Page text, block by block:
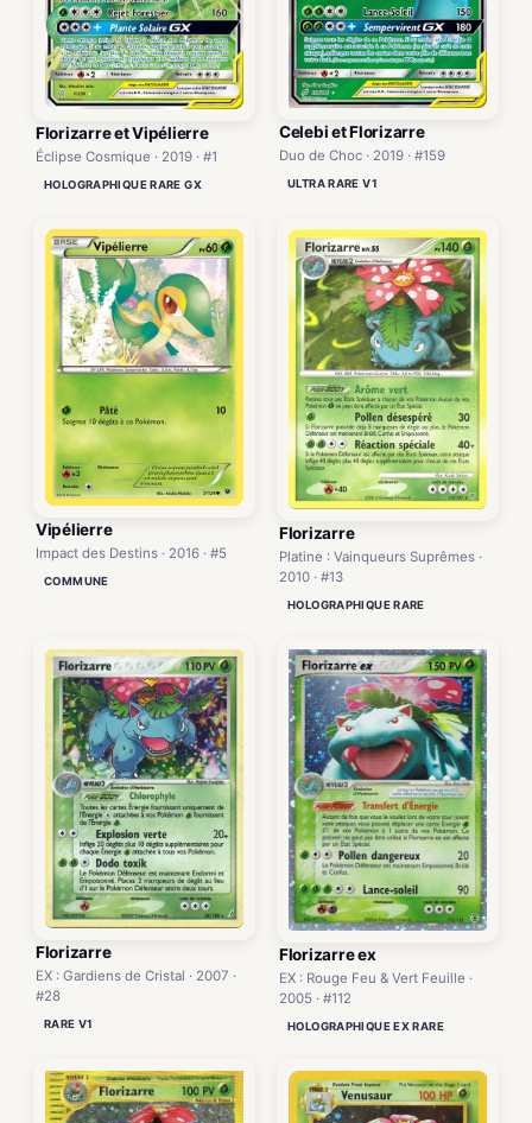
Florizarre et Vipélierre
Éclipse Cosmique · 2019 · #1
HOLOGRAPHIQUE RARE GX
Celebi et Florizarre
Duo de Choc · 2019 · #159
ULTRA RARE V1
Vipélierre
Impact des Destins · 2016 · #5
COMMUNE
Florizarre
Platine : Vainqueurs Suprêmes ·
2010 · #13
HOLOGRAPHIQUE RARE
Florizarre
EX : Gardiens de Cristal · 2007 ·
#28
RARE V1
Florizarre ex
EX : Rouge Feu & Vert Feuille ·
2005 · #112
HOLOGRAPHIQUE EX RARE